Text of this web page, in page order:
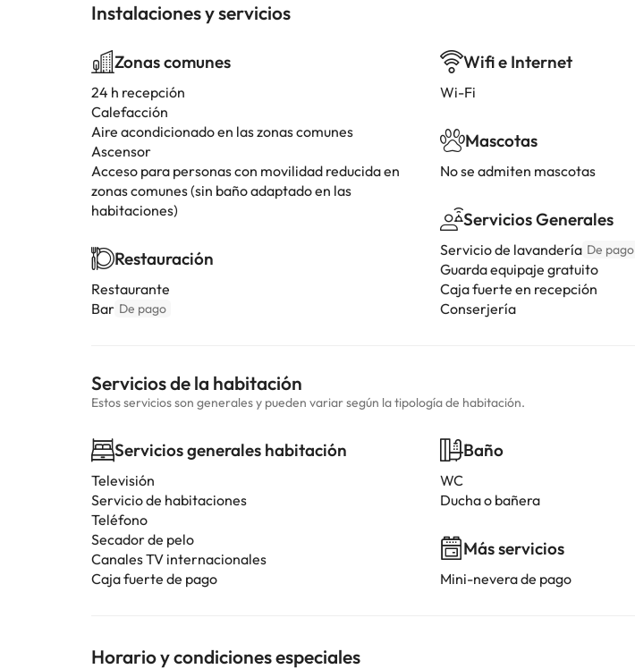
Instalaciones y servicios
Zonas comunes
24 h recepción
Calefacción
Aire acondicionado en las zonas comunes
Ascensor
Acceso para personas con movilidad reducida en
zonas comunes (sin baño adaptado en las
habitaciones)
Restauración
Restaurante
Bar De pago
Wifi e Internet
Wi-Fi
Mascotas
No se admiten mascotas
Servicios Generales
Servicio de lavandería De pago
Guarda equipaje gratuito
Caja fuerte en recepción
Conserjería
Servicios de la habitación
Estos servicios son generales y pueden variar según la tipología de habitación.
Servicios generales habitación
Televisión
Servicio de habitaciones
Teléfono
Secador de pelo
Canales TV internacionales
Caja fuerte de pago
Baño
WC
Ducha o bañera
Más servicios
Mini-nevera de pago
Horario y condiciones especiales